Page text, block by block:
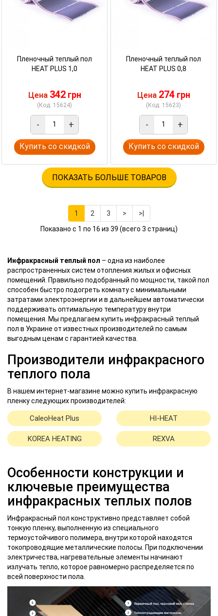
Пленочный теплый пол
HEAT PLUS 1,0
Цена 342 грн
(Код: 15624)
- +
Купить со скидкой
Пленочный теплый пол
HEAT PLUS 0,8
Цена 274 грн
(Код: 15623)
- +
Купить со скидкой
ПОКАЗАТЬ БОЛЬШЕ ТОВАРОВ
1 2 3 >
>|
Показано с 1 по 16 из 39 (всего 3 страниц)
Инфракрасный теплый пол – одна из наиболее
распространенных систем отопления жилых и офисных
помещений. Правильно подобранный по мощности, такой пол
способен быстро подогреть комнату с минимальными
затратами электроэнергии и в дальнейшем автоматически
поддерживать оптимальную температуру внутри
помещения. Мы предлагаем купить инфракрасный теплый
пол в Украине от известных производителей по самым
выгодным ценам с гарантией качества.
Производители инфракрасного
теплого пола
В нашем интернет-магазине можно купить инфракрасную
пленку следующих производителей:
CaleoHeat Plus HI-HEAT
KOREA HEATING REXVA
Особенности конструкции и
ключевые преимущества
инфракрасных теплых полов
Инфракрасный пол конструктивно представляет собой
тонкую пленку, выполненную из специального
термоустойчивого полимера, внутри которой находятся
токопроводящие металлические полосы. При подключении
электричества, нагревательные элементы начинают
излучать тепло, которое равномерно распределяется по
всей поверхности пола.